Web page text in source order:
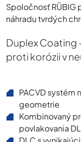
Spoločnosť RÜBIG
náhradu tvrdých
Duplex Coating
proti korózii v
PACVD systém
geometrie
Kombinovaný
povlakovania